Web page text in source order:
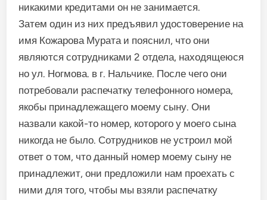
никакими кредитами он не занимается.
Затем один из них предъявил удостоверение на
имя Кожарова Мурата и пояснил, что они
являются сотрудниками 2 отдела, находящеюся
но ул. Ногмова. в г. Нальчике. После чего они
потребовали распечатку телефонного номера,
якобы принадлежащего моему сыну. Они
назвали какой-то номер, которого у моего сына
никогда не было. Сотрудников не устроил мой
ответ о том, что данный номер моему сыну не
принадлежит, они предложили нам проехать с
ними для того, чтобы мы взяли распечатку